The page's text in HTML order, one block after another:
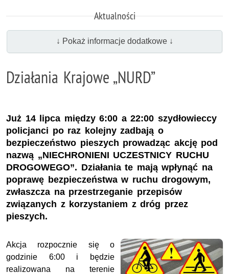
Aktualności
↓ Pokaż informacje dodatkowe ↓
Działania Krajowe „NURD”
Już 14 lipca między 6:00 a 22:00 szydłowieccy
policjanci po raz kolejny zadbają o
bezpieczeństwo pieszych prowadząc akcję pod
nazwą „NIECHRONIENI UCZESTNICY RUCHU
DROGOWEGO”. Działania te mają wpłynąć na
poprawę bezpieczeństwa w ruchu drogowym,
zwłaszcza na przestrzeganie przepisów
związanych z korzystaniem z dróg przez
pieszych.
Akcja rozpocznie się o
godzinie 6:00 i będzie
realizowana na terenie